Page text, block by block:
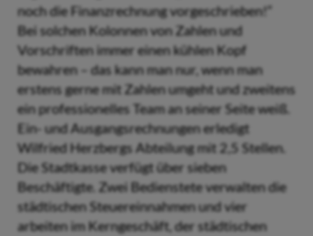
noch die Finanzrechnung vorgeschrieben!“
Bei solchen Kolonnen von Zahlen und
Vorschriften immer einen kühlen Kopf
bewahren – das kann man nur, wenn man
erstens gerne mit Zahlen umgeht und zweitens
ein professionelles Team an seiner Seite weiß.
Ein- und Ausgangsrechnungen erledigt
Wilfried Herzbergs Abteilung mit 2,5 Stellen.
Die Stadtkasse verfügt über sieben
Beschäftigte. Zwei Bedienstete verwalten die
städtischen Steuereinnahmen und vier
arbeiten im Kerngeschäft, der städtischen